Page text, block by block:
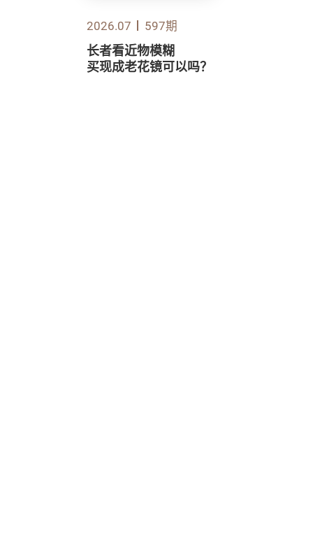
2026.07 597期
长者看近物模糊
买现成老花镜可以吗？